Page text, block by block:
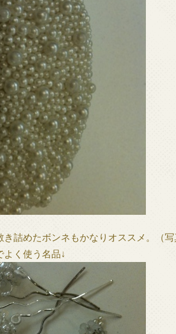
詰めたボンネもかなりオススメ。（写
く使う名品↓